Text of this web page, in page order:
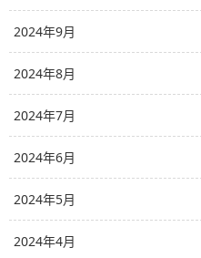
2024年9月
2024年8月
2024年7月
2024年6月
2024年5月
2024年4月